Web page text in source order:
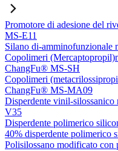
Promotore di adesione del
MS-E11
Silano di-
Copolimeri
ChangFu® MS-SH
Copolimeri
ChangFu® MS-MA09
Disperdente vinil-
V35
Disperdente polimerico
40% disperdente polimerico
Polisilossano modificato